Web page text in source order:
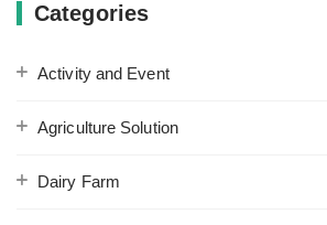
Categories
Activity and Event
Agriculture Solution
Dairy Farm